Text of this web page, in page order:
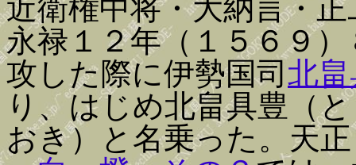
近衛権中将・大納言・
永禄１２年（１５６９
攻した際に伊勢国司 北
り、はじめ北畠具豊（
おき）と名乗った。天